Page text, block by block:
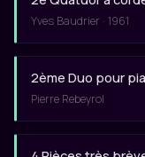
Yves Baudrier · 1961
2ème Duo pour
Pierre Rebeyrol